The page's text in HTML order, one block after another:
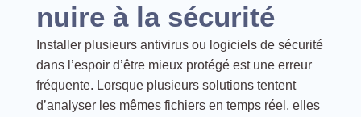
nuire à la sécurité
Installer plusieurs antivirus ou logiciels de sécurité
dans l’espoir d’être mieux protégé est une erreur
fréquente. Lorsque plusieurs solutions tentent
d’analyser les mêmes fichiers en temps réel, elles